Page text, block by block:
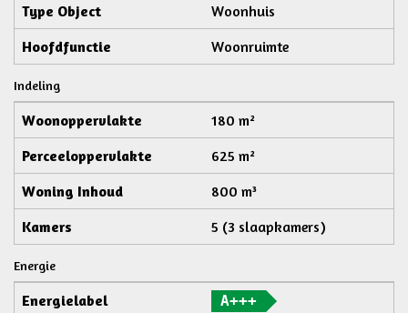
Type Object
Woonhuis
Hoofdfunctie
Woonruimte
Indeling
Woonoppervlakte
180 m²
Perceeloppervlakte
625 m²
Woning Inhoud
800 m³
Kamers
5 (3 slaapkamers)
Energie
Energielabel A+++